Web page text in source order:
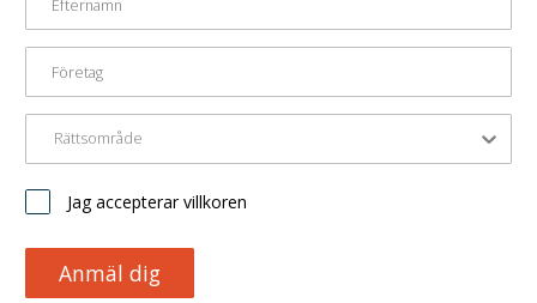
Rättsområde
Jag accepterar villkoren
Anmäl dig